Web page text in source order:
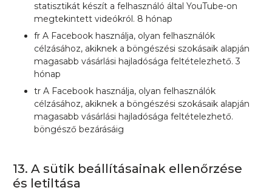
statisztikát készít a felhasználó által YouTube-on
megtekintett videókról. 8 hónap
fr A Facebook használja, olyan felhasználók
célzásához, akiknek a böngészési szokásaik alapján
magasabb vásárlási hajladósága feltételezhető. 3
hónap
tr A Facebook használja, olyan felhasználók
célzásához, akiknek a böngészési szokásaik alapján
magasabb vásárlási hajladósága feltételezhető.
böngésző bezárásáig
13. A sütik beállításainak ellenőrzése
és letiltása